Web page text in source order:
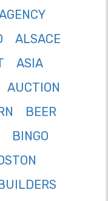
ALSACE
ASIA
AUCTION
BEER
BINGO